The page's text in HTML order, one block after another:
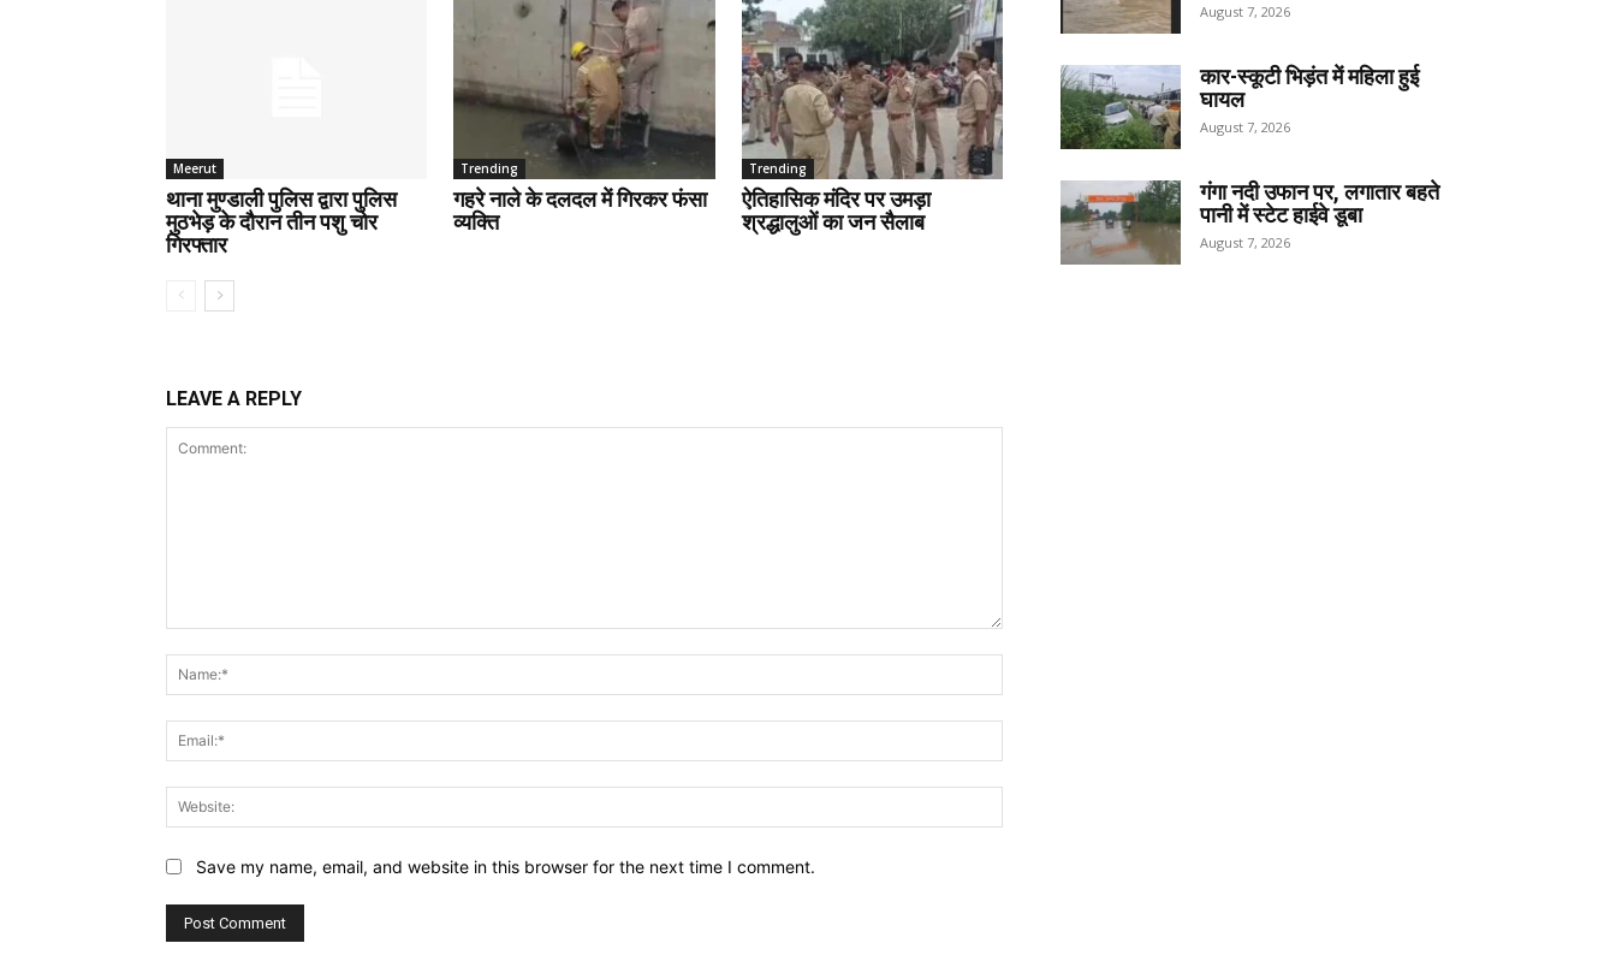
Meerut
थाना मुण्डाली पुलिस द्वारा पुलिस
मुठभेड़ के दौरान तीन पशु चोर
गिरफ्तार
Trending
गहरे नाले के दलदल में गिरकर फंसा
व्यक्ति
Trending
ऐतिहासिक मंदिर पर उमड़ा
श्रद्धालुओं का जन सैलाब
LEAVE A REPLY
Save my name, email, and website in this browser for the next time I comment.
August 7, 2026
कार-स्कूटी भिड़ंत में महिला हुई
घायल
August 7, 2026
गंगा नदी उफान पर, लगातार बहते
पानी में स्टेट हाईवे डूबा
August 7, 2026